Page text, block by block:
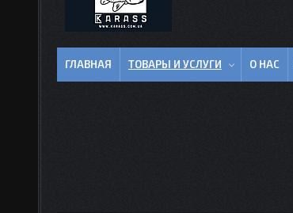
ГЛАВНАЯ ТОВАРЫ И УСЛУГИ О НАС